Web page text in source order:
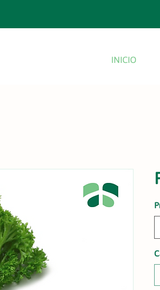
INICIO